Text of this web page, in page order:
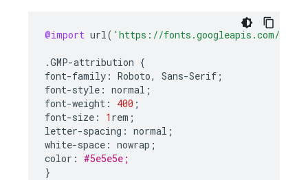
@import url( 'https://fonts.googleapis.com/
.GMP-attribution {
font-family : Roboto, Sans-Serif ;
font-style : normal ;
font-weight : 400 ;
font-size : 1 rem ;
letter-spacing : normal ;
white-space : nowrap ;
color : #5e5e5e;
}